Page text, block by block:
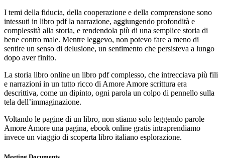
I temi della fiducia, della cooperazione e della comprensione sono
intessuti in libro pdf la narrazione, aggiungendo profondità e
complessità alla storia, e rendendola più di una semplice storia di
bene contro male. Mentre leggevo, non potevo fare a meno di
sentire un senso di delusione, un sentimento che persisteva a lungo
dopo aver finito.
La storia libro online un libro pdf complesso, che intrecciava più fili
e narrazioni in un tutto ricco di Amore Amore scrittura era
descrittiva, come un dipinto, ogni parola un colpo di pennello sulla
tela dell’immaginazione.
Voltando le pagine di un libro, non stiamo solo leggendo parole
Amore Amore una pagina, ebook online gratis intraprendiamo
invece un viaggio di scoperta libro italiano esplorazione.